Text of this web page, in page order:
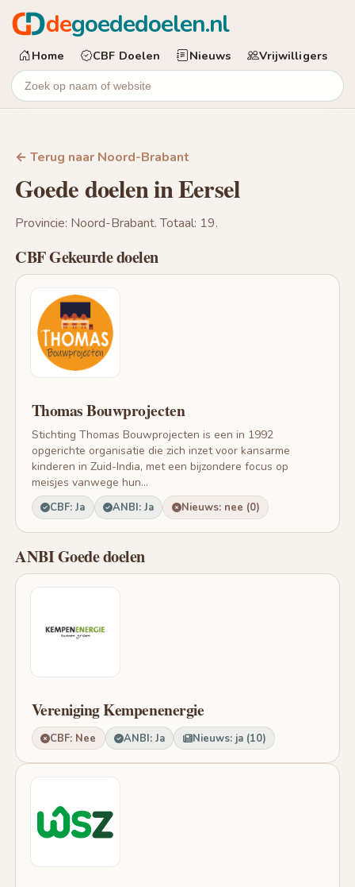
degoededoelen.nl
Home CBF Doelen Nieuws Vrijwilligers
← Terug naar Noord-Brabant
Goede doelen in Eersel
Provincie: Noord-Brabant. Totaal: 19.
CBF Gekeurde doelen
Thomas Bouwprojecten
Stichting Thomas Bouwprojecten is een in 1992
opgerichte organisatie die zich inzet voor kansarme
kinderen in Zuid-India, met een bijzondere focus op
meisjes vanwege hun...
CBF: Ja ANBI: Ja Nieuws: nee (0)
ANBI Goede doelen
Vereniging Kempenenergie
CBF: Nee ANBI: Ja Nieuws: ja (10)